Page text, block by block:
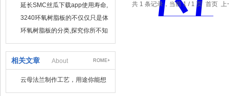
延长SMC丝瓜下载app使用寿命,
这3招准行
3240环氧树脂板的不仅仅只是体
现在外观上
环氧树脂板的分类,探究你所不知
相关文章 About ROME+
云母法兰制作工艺，用途你能想
共 1 条记录，当前 1 / 1 页 首页